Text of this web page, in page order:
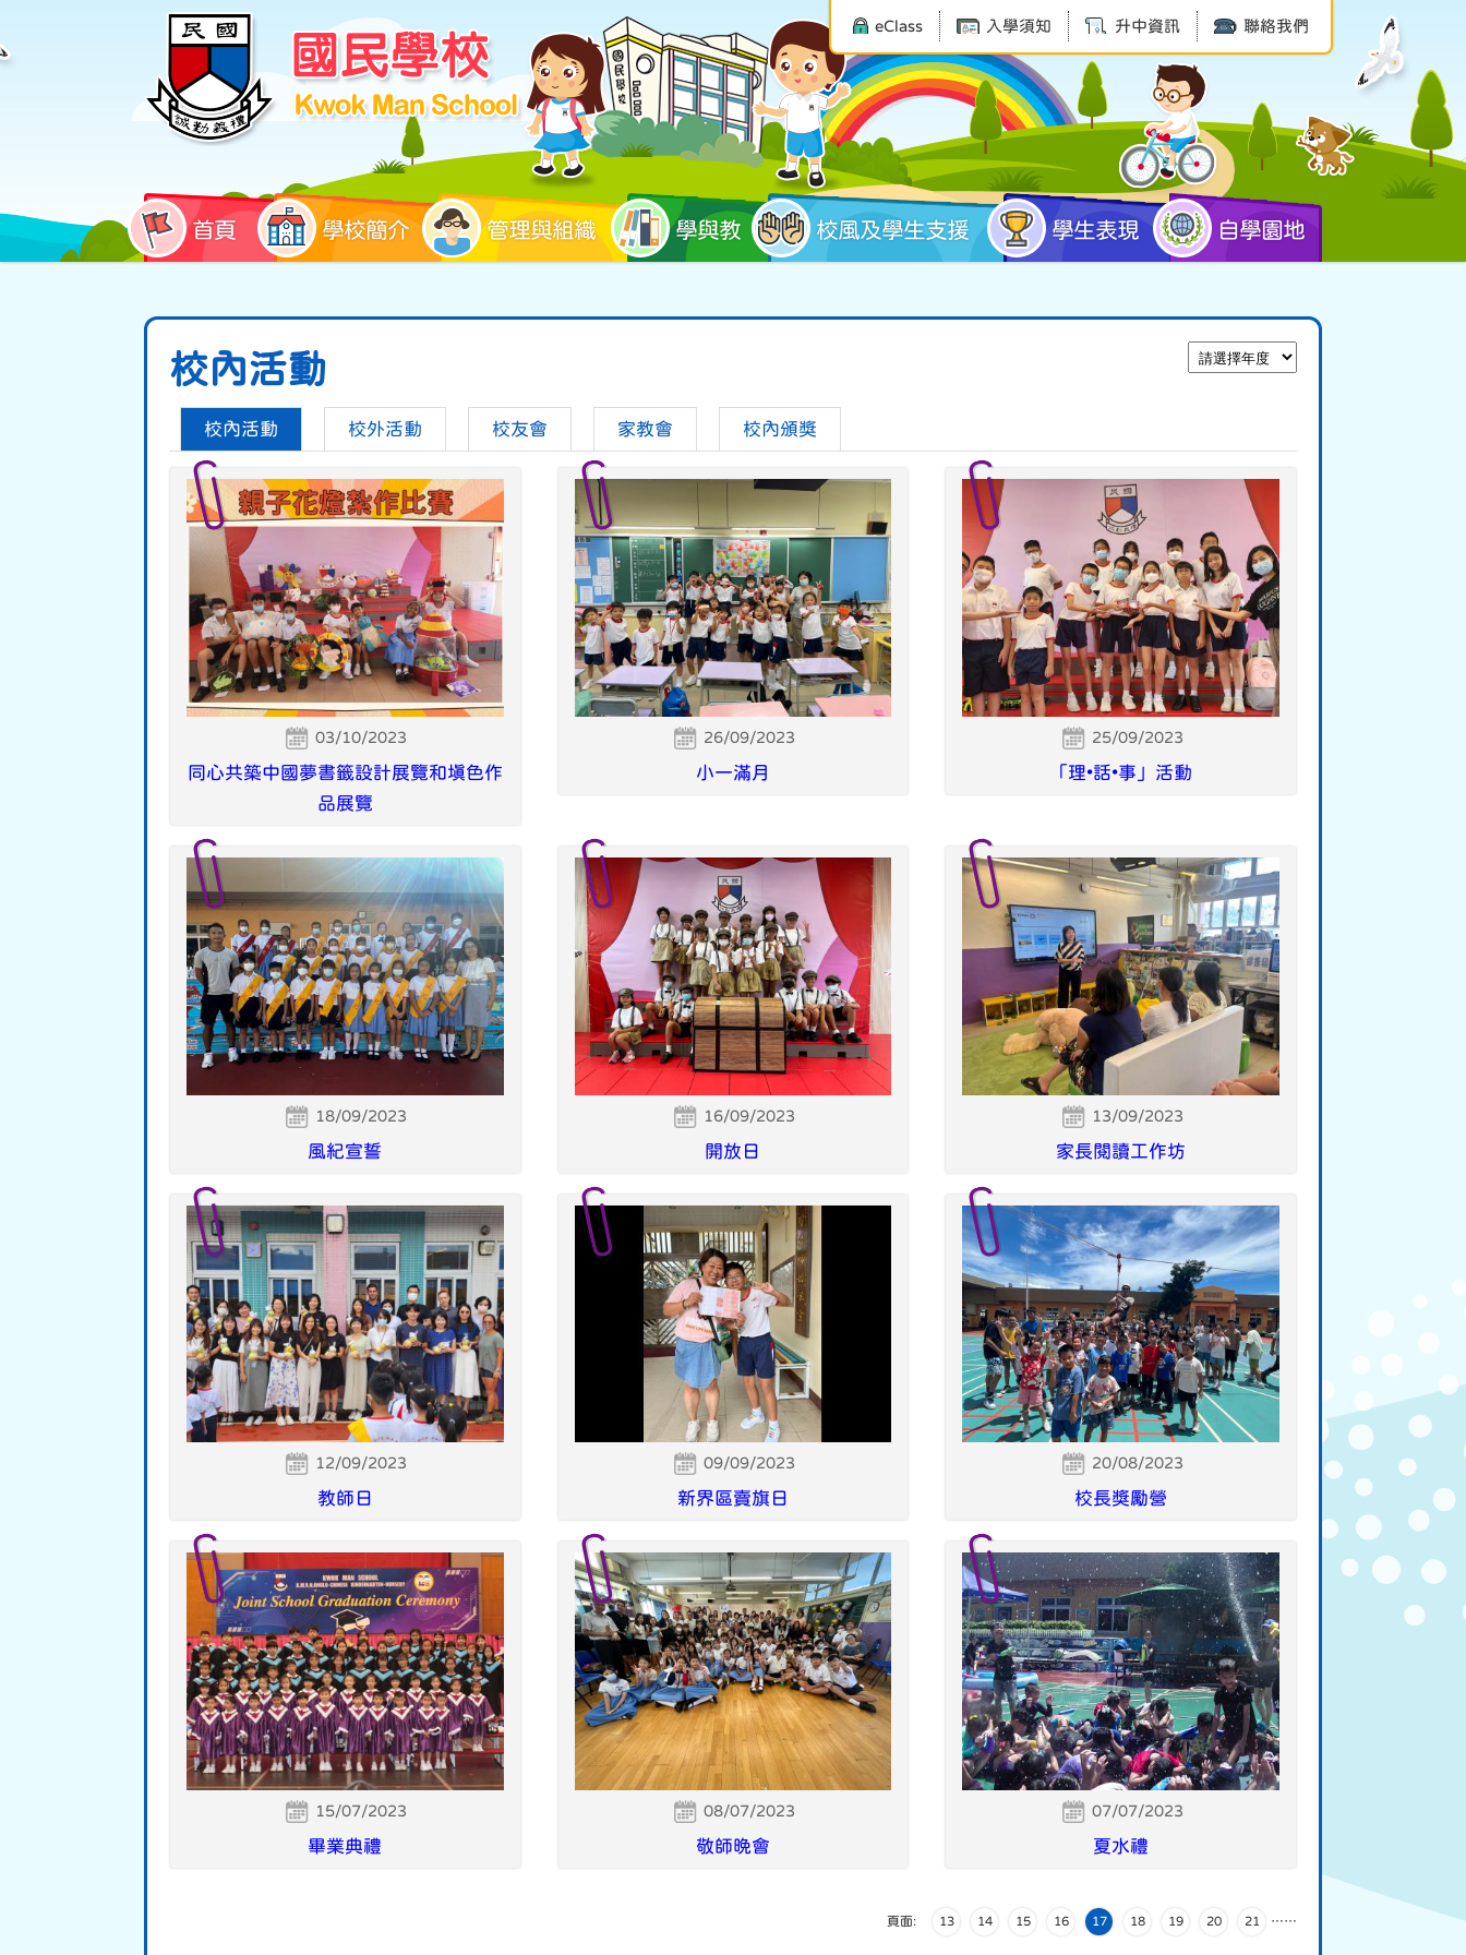
eClass 入學須知 升中資訊 聯絡我們
首頁 學校簡介 管理與組織 學與教 校風及學生支援 學生表現 自學園地
校內活動
校內活動 校外活動 校友會 家教會 校內頒獎
03/10/2023
同心共築中國夢書籤設計展覽和填色作
品展覽
26/09/2023
小一滿月
25/09/2023
「理•話•事」活動
18/09/2023
風紀宣誓
16/09/2023
開放日
13/09/2023
家長閱讀工作坊
12/09/2023
教師日
09/09/2023
新界區賣旗日
20/08/2023
校長獎勵營
15/07/2023
畢業典禮
08/07/2023
敬師晚會
07/07/2023
夏水禮
頁面: …
13 14 15 16 17 18 19 20 21 …